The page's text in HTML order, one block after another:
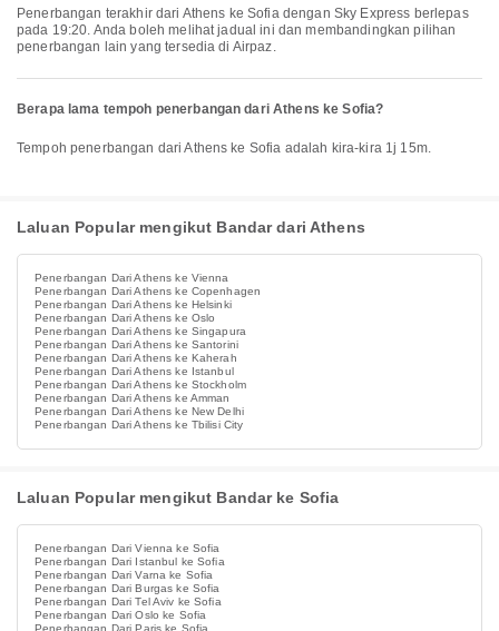
Penerbangan terakhir dari Athens ke Sofia dengan Sky Express berlepas
pada 19:20. Anda boleh melihat jadual ini dan membandingkan pilihan
penerbangan lain yang tersedia di Airpaz.
Berapa lama tempoh penerbangan dari Athens ke Sofia?
Tempoh penerbangan dari Athens ke Sofia adalah kira-kira 1j 15m.
Laluan Popular mengikut Bandar dari Athens
Penerbangan Dari Athens ke Vienna
Penerbangan Dari Athens ke Copenhagen
Penerbangan Dari Athens ke Helsinki
Penerbangan Dari Athens ke Oslo
Penerbangan Dari Athens ke Singapura
Penerbangan Dari Athens ke Santorini
Penerbangan Dari Athens ke Kaherah
Penerbangan Dari Athens ke Istanbul
Penerbangan Dari Athens ke Stockholm
Penerbangan Dari Athens ke Amman
Penerbangan Dari Athens ke New Delhi
Penerbangan Dari Athens ke Tbilisi City
Laluan Popular mengikut Bandar ke Sofia
Penerbangan Dari Vienna ke Sofia
Penerbangan Dari Istanbul ke Sofia
Penerbangan Dari Varna ke Sofia
Penerbangan Dari Burgas ke Sofia
Penerbangan Dari Tel Aviv ke Sofia
Penerbangan Dari Oslo ke Sofia
Penerbangan Dari Paris ke Sofia